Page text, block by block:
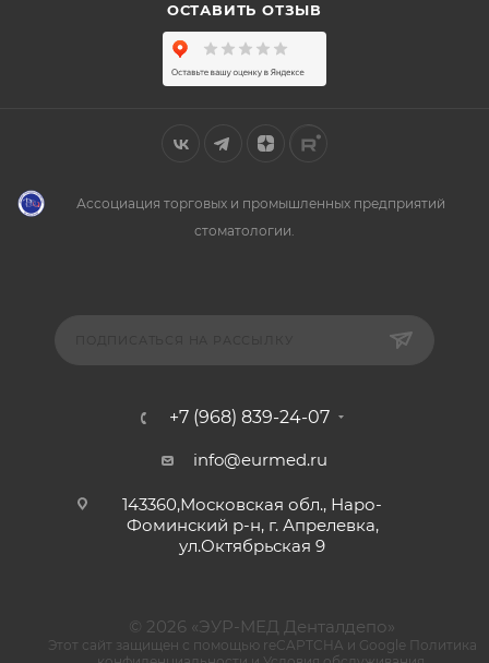
ОСТАВИТЬ ОТЗЫВ
Ассоциация торговых и промышленных предприятий
стоматологии.
+7 (968) 839-24-07
info@eurmed.ru
143360,Московская обл., Наро-
Фоминский р-н, г. Апрелевка,
ул.Октябрьская 9
© 2026 «ЭУР-МЕД Денталдепо»
Этот сайт защищен с помощью reCAPTCHA и Google Политика